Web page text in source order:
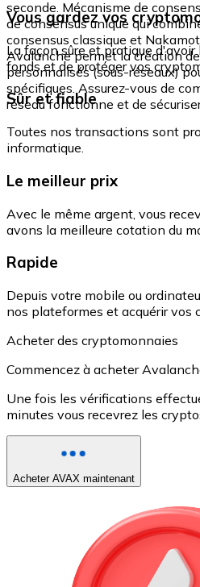
seconde. Mécanisme de
de consensus unique qui
consensus classique et
Avalanche permet la création
personnalisés (sous-réseaux)
spécifiques. Assurez-vous de
réseau fonctionne et de
Vous gardez vos
La façon sûre et pratique
fonds et de protéger vos
Sûr et fiable
Toutes nos transactions sont
informatique.
Le meilleur prix
Avec le même argent, vous
avons la meilleure cotation du
Rapide
Depuis votre mobile ou
nos plateformes et acquérir vos
Acheter des cryptomonnaies
Commencez à acheter
Une fois les vérifications
minutes vous recevrez les
Acheter AVAX maintenant